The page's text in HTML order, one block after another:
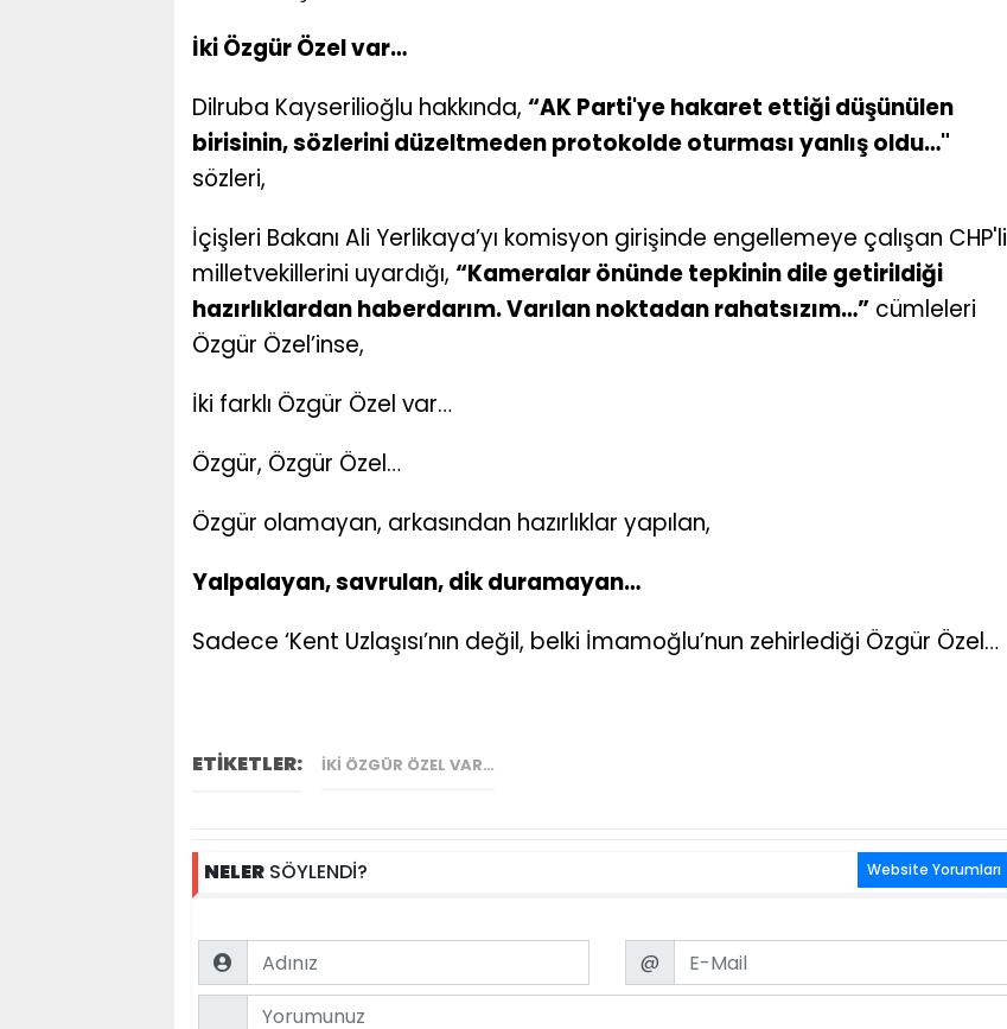
İki Özgür Özel var…
Dilruba Kayserilioğlu hakkında, “AK Parti'ye hakaret ettiği düşünülen
birisinin, sözlerini düzeltmeden protokolde oturması yanlış oldu…"
sözleri,
İçişleri Bakanı Ali Yerlikaya’yı komisyon girişinde engellemeye çalışan CHP'li
milletvekillerini uyardığı, “Kameralar önünde tepkinin dile getirildiği
hazırlıklardan haberdarım. Varılan noktadan rahatsızım…” cümleleri
Özgür Özel’inse,
İki farklı Özgür Özel var…
Özgür, Özgür Özel…
Özgür olamayan, arkasından hazırlıklar yapılan,
Yalpalayan, savrulan, dik duramayan…
Sadece ‘Kent Uzlaşısı’nın değil, belki İmamoğlu’nun zehirlediği Özgür Özel…
ETİKETLER: İKI ÖZGÜR ÖZEL VAR…
NELER SÖYLENDİ? Website Yorumları
Name Email
@
Comment